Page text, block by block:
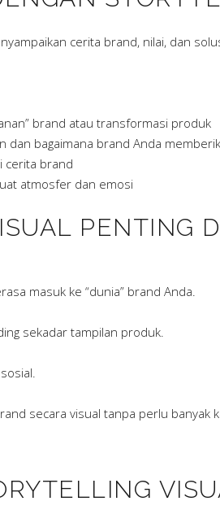
cerita brand, nilai, dan
brand atau transformasi produk
bagaimana brand Anda
cerita brand
atmosfer dan emosi
PENTING
masuk ke “dunia” brand Anda.
sekadar tampilan produk.
secara visual tanpa perlu banyak